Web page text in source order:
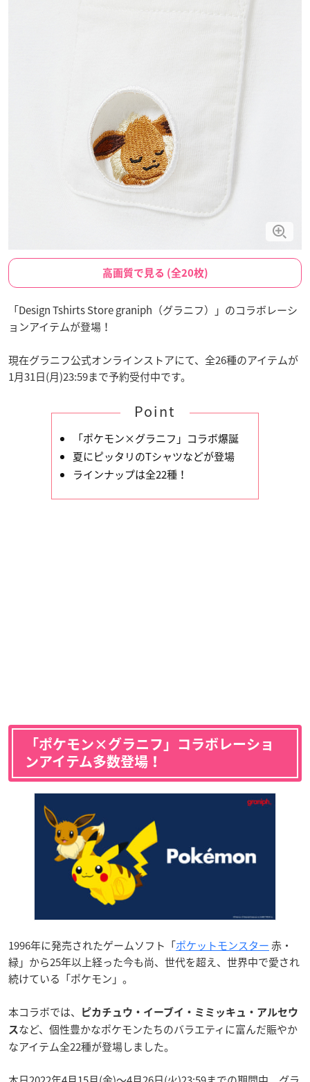
高画質で見る (全20枚)
「Design Tshirts Store graniph（グラニフ）」のコラボレーシ
ョンアイテムが登場！
現在グラニフ公式オンラインストアにて、全26種のアイテムが
1月31日(月)23:59まで予約受付中です。
Point
「ポケモン×グラニフ」コラボ爆誕
夏にピッタリのTシャツなどが登場
ラインナップは全22種！
「ポケモン×グラニフ」コラボレーショ
ンアイテム多数登場！
1996年に発売されたゲームソフト「ポケットモンスター赤・
緑」から25年以上経った今も尚、世代を超え、世界中で愛され
続けている「ポケモン」。
本コラボでは、
ピカチュウ・イーブイ・ミミッキュ・アルセウ
ス など、個性豊かなポケモンたちのバラエティに富んだ賑やか
なアイテム全22種が登場しました。